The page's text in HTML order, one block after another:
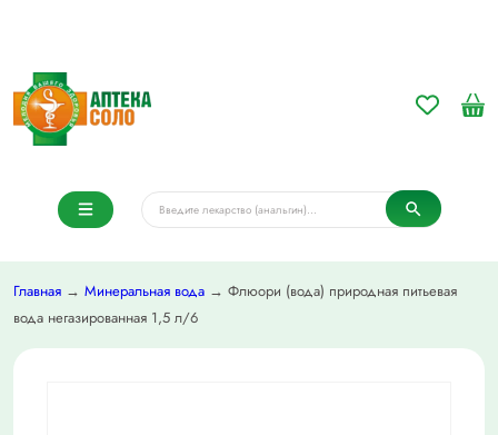
Главная → Минеральная вода → Флюори (вода) природная питьевая
вода негазированная 1,5 л/6